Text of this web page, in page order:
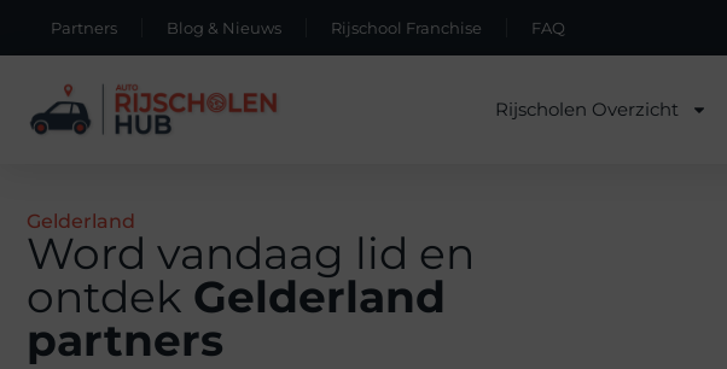
Partners Blog & Nieuws Rijschool Franchise FAQ
Rijscholen Overzicht
Gelderland
Word vandaag lid en
ontdek Gelderland
partners